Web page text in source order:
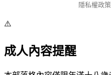
隱私權政策
⚠️
成人內容提醒